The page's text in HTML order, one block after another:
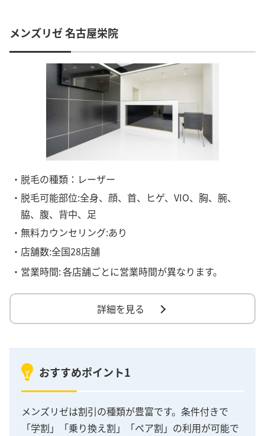
メンズリゼ 名古屋栄院
・脱毛の種類：レーザー
・脱毛可能部位:全身、顔、首、ヒゲ、VIO、胸、腕、
脇、腹、背中、足
・無料カウンセリング:あり
・店舗数:全国28店舗
・営業時間:各店舗ごとに営業時間が異なります。
詳細を見る
おすすめポイント1
メンズリゼは割引の種類が豊富です。条件付きで
「学割」「乗り換え割」「ペア割」の利用が可能で